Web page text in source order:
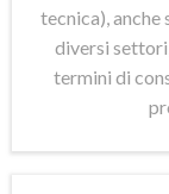
tecnica),
diversi
termini di